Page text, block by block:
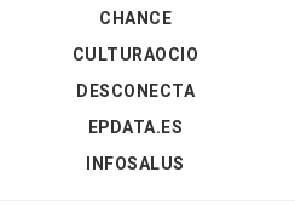
CHANCE
CULTURAOCIO
DESCONECTA
EPDATA.ES
INFOSALUS